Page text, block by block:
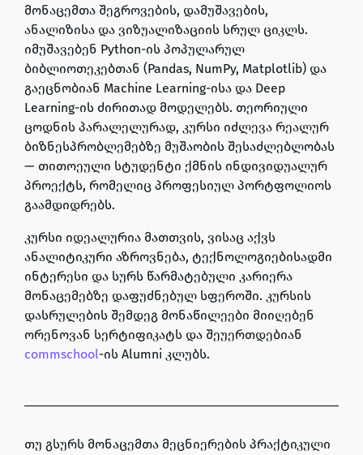
მონაცემთა შეგროვების, დამუშავების,
ანალიზისა და ვიზუალიზაციის სრულ ციკლს.
იმუშავებენ Python-ის პოპულარულ
ბიბლიოთეკებთან (Pandas, NumPy, Matplotlib) და
გაეცნობიან Machine Learning-ისა და Deep
Learning-ის ძირითად მოდელებს. თეორიული
ცოდნის პარალელურად, კურსი იძლევა რეალურ
ბიზნესპრობლემებზე მუშაობის შესაძლებლობას
— თითოეული სტუდენტი ქმნის ინდივიდუალურ
პროექტს, რომელიც პროფესიულ პორტფოლიოს
გაამდიდრებს.
კურსი იდეალურია მათთვის, ვისაც აქვს
ანალიტიკური აზროვნება, ტექნოლოგიებისადმი
ინტერესი და სურს წარმატებული კარიერა
მონაცემებზე დაფუძნებულ სფეროში. კურსის
დასრულების შემდეგ მონაწილეები მიიღებენ
ორენოვან სერტიფიკატს და შეუერთდებიან
commschool-ის Alumni კლუბს.
თუ გსურს მონაცემთა მეცნიერების პრაქტიკული